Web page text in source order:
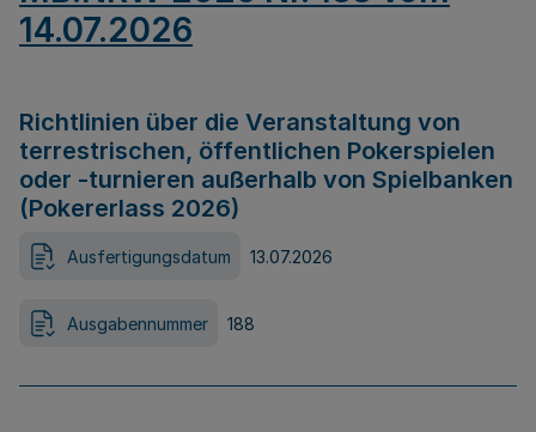
14.07.2026
Richtlinien über die Veranstaltung von
terrestrischen, öffentlichen Pokerspielen
oder -turnieren außerhalb von Spielbanken
(Pokererlass 2026)
Ausfertigungsdatum 13.07.2026
Ausgabennummer 188